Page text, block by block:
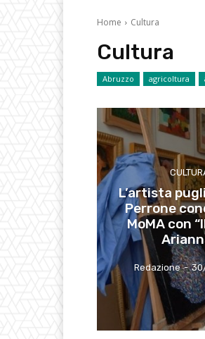
Home Cultura
Cultura
Abruzzo agricoltura
L’artista
Perrone
MoMA con
Redazione -